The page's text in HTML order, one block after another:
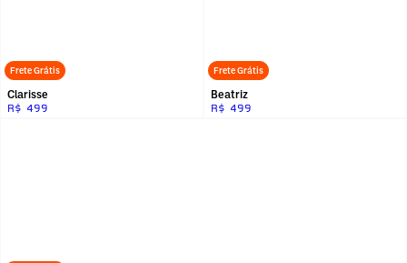
Frete Grátis
Clarisse
R$ 499
Frete Grátis
Beatriz
R$ 499